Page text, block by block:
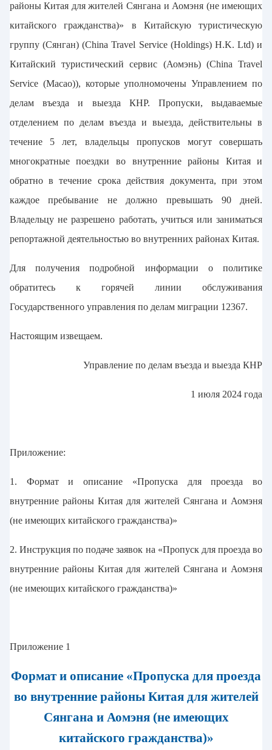
районы Китая для жителей Сянгана и Аомэня (не имеющих
китайского гражданства)» в Китайскую туристическую
группу (Сянган) (China Travel Service (Holdings) H.K. Ltd) и
Китайский туристический сервис (Аомэнь) (China Travel
Service (Macao)), которые уполномочены Управлением по
делам въезда и выезда КНР. Пропуски, выдаваемые
отделением по делам въезда и выезда, действительны в
течение 5 лет, владельцы пропусков могут совершать
многократные поездки во внутренние районы Китая и
обратно в течение срока действия документа, при этом
каждое пребывание не должно превышать 90 дней.
Владельцу не разрешено работать, учиться или заниматься
репортажной деятельностью во внутренних районах Китая.
Для получения подробной информации о политике
обратитесь к горячей линии обслуживания
Государственного управления по делам миграции 12367.
Настоящим извещаем.
Управление по делам въезда и выезда КНР
1 июля 2024 года
Приложение:
1. Формат и описание «Пропуска для проезда во
внутренние районы Китая для жителей Сянгана и Аомэня
(не имеющих китайского гражданства)»
2. Инструкция по подаче заявок на «Пропуск для проезда во
внутренние районы Китая для жителей Сянгана и Аомэня
(не имеющих китайского гражданства)»
Приложение 1
Формат и описание «Пропуска для проезда
во внутренние районы Китая для жителей
Сянгана и Аомэня (не имеющих
китайского гражданства)»